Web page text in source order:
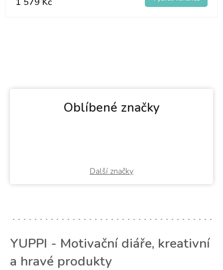
Oblíbené značky
Další značky
YUPPI - Motivační diáře, kreativní
a hravé produkty